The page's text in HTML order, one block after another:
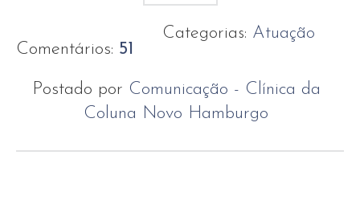
Comentários: 51
Categorias: Atuação
Postado por Comunicação - Clínica da
Coluna Novo Hamburgo